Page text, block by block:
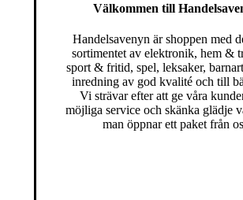
Välkommen till
Handelsavenyn är shoppen med
sortimentet av elektronik, hem &
sport & fritid, spel, leksaker,
inredning av god kvalité och till
Vi strävar efter att ge våra
möjliga service och skänka glädje
man öppnar ett paket från